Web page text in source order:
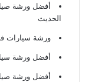
أفضل ورشة
الحديث
ورشة سيارات
أفضل ورشة
أفضل ورشة